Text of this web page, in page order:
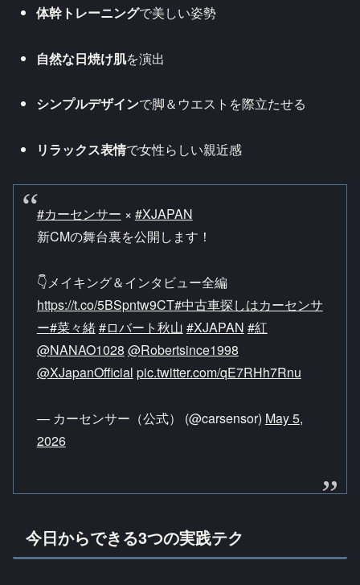
体幹トレーニングで美しい姿勢
自然な日焼け肌を演出
シンプルデザインで脚＆ウエストを際立たせる
リラックス表情で女性らしい親近感
#カーセンサー × #XJAPAN
新CMの舞台裏を公開します！​
👇メイキング＆インタビュー全編​
https://t.co/5BSpntw9CT#中古車探しはカーセンサ
ー#菜々緒#ロバート秋山 #XJAPAN #紅
@NANAO1028 @Robertsince1998
@XJapanOfficial pic.twitter.com/qE7RHh7Rnu
— カーセンサー（公式） (@carsensor) May 5,
2026
今日からできる3つの実践テク